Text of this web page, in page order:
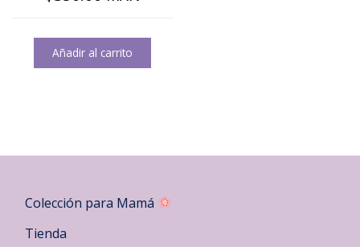
Añadir al carrito
Colección para Mamá
Tienda